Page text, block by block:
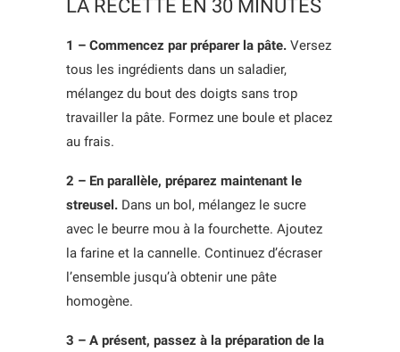
LA RECETTE EN 30 MINUTES
1 – Commencez par préparer la pâte. Versez
tous les ingrédients dans un saladier,
mélangez du bout des doigts sans trop
travailler la pâte. Formez une boule et placez
au frais.
2 – En parallèle, préparez maintenant le
streusel. Dans un bol, mélangez le sucre
avec le beurre mou à la fourchette. Ajoutez
la farine et la cannelle. Continuez d’écraser
l’ensemble jusqu’à obtenir une pâte
homogène.
3 – A présent, passez à la préparation de la